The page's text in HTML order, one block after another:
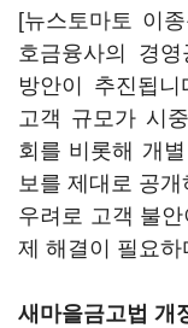
[뉴스토마토 이
호금융사의 경
방안이 추진됩
고객 규모가 시
회를 비롯해 개
보를 제대로 공
우려로 고객 불
제 해결이 필요
새마을금고법 개